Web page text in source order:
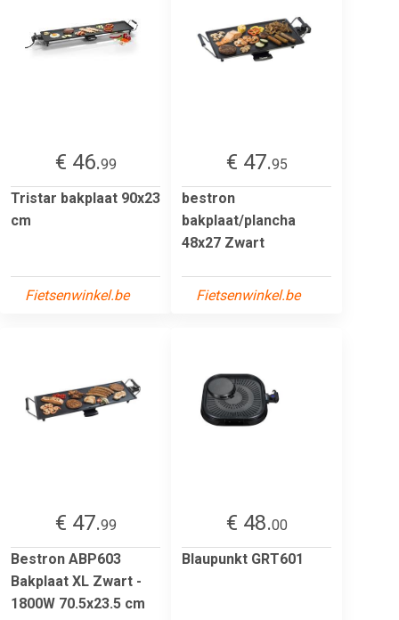
€ 46.99
Tristar bakplaat 90x23
cm
Fietsenwinkel.be
€ 47.95
bestron
bakplaat/plancha
48x27 Zwart
Fietsenwinkel.be
€ 47.99
Bestron ABP603
Bakplaat XL Zwart -
1800W 70.5x23.5 cm
€ 48.00
Blaupunkt GRT601